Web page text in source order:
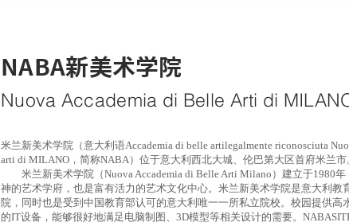
NABA新美术学院
Nuova Accademia di Belle Arti di
米兰新美术学院（意大利语Accademia di belle artilegalmente riconosciuta
arti di MILANO，简称NABA）位于意大利西北大城、伦巴第大区首府米兰市
米兰新美术学院（Nuova Accademia di Belle Arti Milano）建立于1980年
神的艺术学府，也是富有活力的艺术文化中心。米兰新美术学院是意大利教
院，同时也是受到中国教育部认可的意大利唯一一所私立院校。校园提供高
的IT设备，能够很好地满足电脑制图、3D模型等相关设计的需要。